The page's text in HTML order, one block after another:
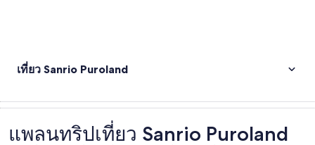
เที่ยว Sanrio Puroland
แพลนทริปเที่ยว Sanrio Puroland